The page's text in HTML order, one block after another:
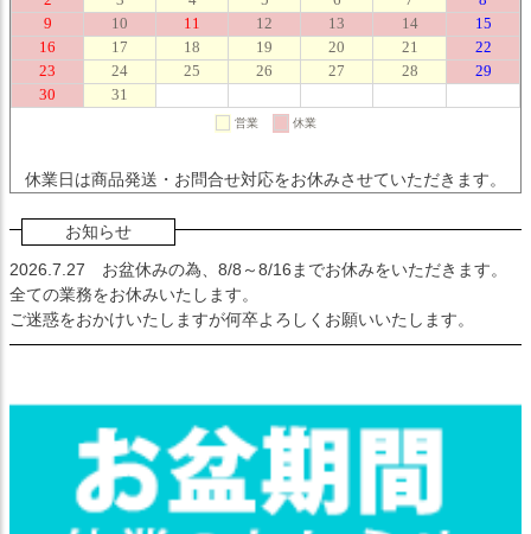
休業日は商品発送・お問合せ対応をお休みさせていただきます。
お知らせ
2026.7.27 お盆休みの為、8/8～8/16までお休みをいただきます。
全ての業務をお休みいたします。
ご迷惑をおかけいたしますが何卒よろしくお願いいたします。